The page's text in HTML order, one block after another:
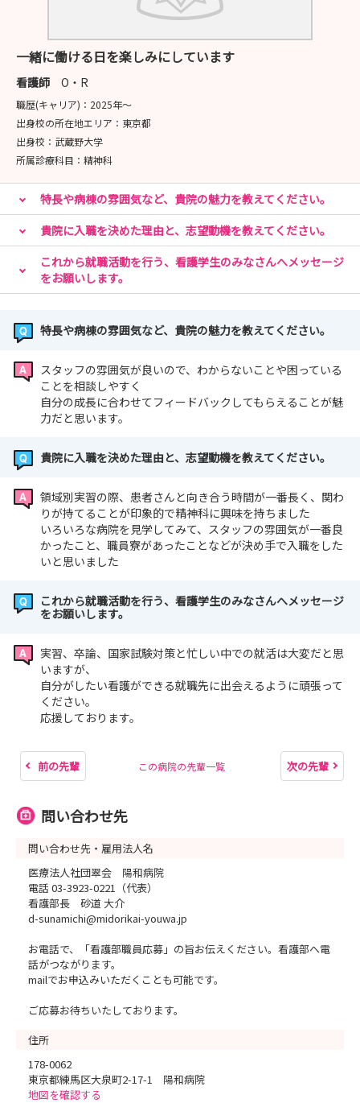
一緒に働ける日を楽しみにしています
看護師 O・R
職歴(キャリア)： 2025年〜
出身校の所在地エリア： 東京都
出身校： 武蔵野大学
所属診療科目： 精神科
特長や病棟の雰囲気など、貴院の魅力を教えてください。
貴院に入職を決めた理由と、志望動機を教えてください。
これから就職活動を行う、看護学生のみなさんへメッセージ
をお願いします。
特長や病棟の雰囲気など、貴院の魅力を教えてください。
スタッフの雰囲気が良いので、わからないことや困っている
ことを相談しやすく
自分の成長に合わせてフィードバックしてもらえることが魅
力だと思います。
貴院に入職を決めた理由と、志望動機を教えてください。
領域別実習の際、患者さんと向き合う時間が一番長く、関わ
りが持てることが印象的で精神科に興味を持ちました
いろいろな病院を見学してみて、スタッフの雰囲気が一番良
かったこと、職員寮があったことなどが決め手で入職をした
いと思いました
これから就職活動を行う、看護学生のみなさんへメッセージ
をお願いします。
実習、卒論、国家試験対策と忙しい中での就活は大変だと思
いますが、
自分がしたい看護ができる就職先に出会えるように頑張って
ください。
応援しております。
前の先輩 この病院の先輩一覧 次の先輩
問い合わせ先
問い合わせ先・雇用法人名
医療法人社団翠会 陽和病院
電話 03-3923-0221（代表）
看護部長 砂道 大介
d-sunamichi@midorikai-youwa.jp
お電話で、「看護部職員応募」の旨お伝えください。看護部へ電
話がつながります。
mailでお申込みいただくことも可能です。
ご応募お待ちいたしております。
住所
178-0062
東京都練馬区大泉町2-17-1 陽和病院
地図を確認する